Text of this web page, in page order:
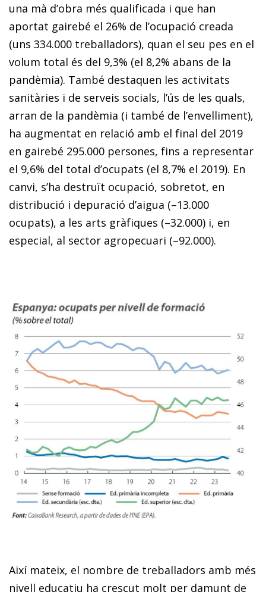
una mà d’obra més qualificada i que han
aportat gairebé el 26% de l’ocupació creada
(uns 334.000 treballadors), quan el seu pes en el
volum total és del 9,3% (el 8,2% abans de la
pandèmia). També destaquen les activitats
sanitàries i de serveis socials, l’ús de les quals,
arran de la pandèmia (i també de l’envelliment),
ha augmentat en relació amb el final del 2019
en gairebé 295.000 persones, fins a representar
el 9,6% del total d’ocupats (el 8,7% el 2019). En
canvi, s’ha destruït ocupació, sobretot, en
distribució i depuració d’aigua (–13.000
ocupats), a les arts gràfiques (–32.000) i, en
especial, al sector agropecuari (–92.000).
Així mateix, el nombre de treballadors amb més
nivell educatiu ha crescut molt per damunt de